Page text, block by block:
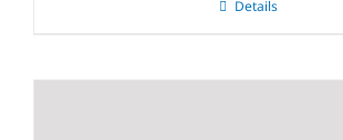
Details